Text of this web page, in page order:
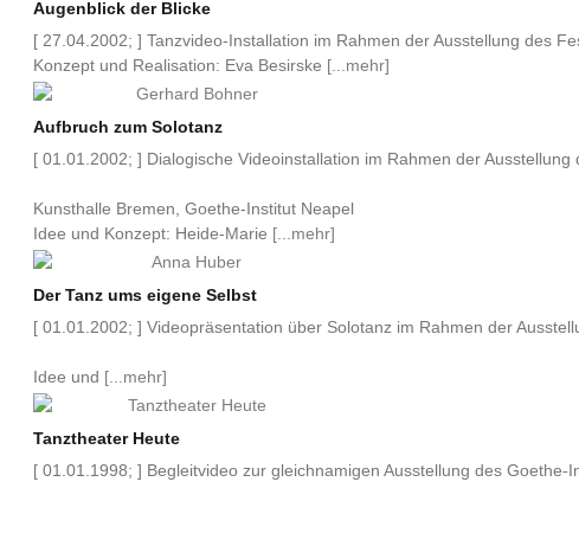
Augenblick der Blicke
[ 27.04.2002; ] Tanzvideo-Installation im Rahmen der Ausstellung des
Konzept und Realisation: Eva Besirske [...mehr]
Aufbruch zum Solotanz
[ 01.01.2002; ] Dialogische Videoinstallation im Rahmen der Ausstellung
Kunsthalle Bremen, Goethe-Institut Neapel
Idee und Konzept: Heide-Marie [...mehr]
Der Tanz ums eigene Selbst
[ 01.01.2002; ] Videopräsentation über Solotanz im Rahmen der
Idee und [...mehr]
Tanztheater Heute
[ 01.01.1998; ] Begleitvideo zur gleichnamigen Ausstellung des Goethe-